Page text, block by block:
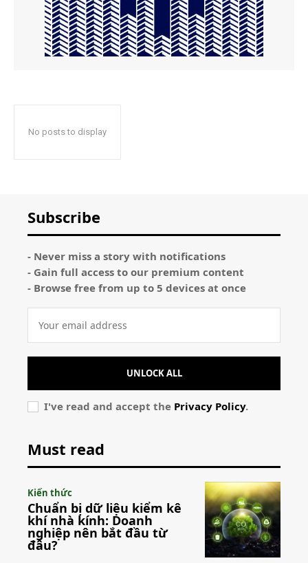
No posts to display
Subscribe
- Never miss a story with notifications
- Gain full access to our premium content
- Browse free from up to 5 devices at once
UNLOCK ALL
I've read and accept the Privacy Policy.
Must read
Kiến thức
Chuẩn bị dữ liệu kiểm kê
khí nhà kính: Doanh
nghiệp nên bắt đầu từ
đâu?